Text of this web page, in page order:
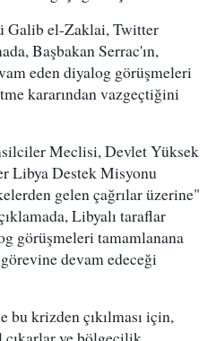
Galib el-Zaklai, Twitter
Başbakan Serrac'ın,
eden diyalog görüşmeleri
kararından vazgeçtiğini
Meclisi, Devlet Yüksek
Libya Destek Misyonu
gelen çağrılar üzerine"
Libyalı taraflar
görüşmeleri tamamlanana
devam edeceği
bu krizden çıkılması için,